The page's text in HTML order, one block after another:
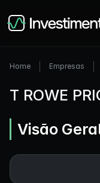
Home Empresas
T ROWE
Visão